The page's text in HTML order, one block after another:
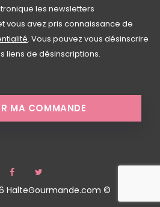
les newsletters
vous avez pris connaissance de
. Vous pouvez vous désinscrire
liens de désinscriptions.
MA COMMANDE
Facebook
HalteGourmande.com ©